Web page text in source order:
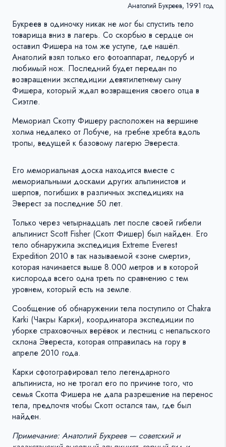
Анатолий Букреев, 1991 год
Букреев в одиночку никак не мог бы спустить тело
товарища вниз в лагерь. Со скорбью в сердце он
оставил Фишера на том же уступе, где нашёл.
Анатолий взял только его фотоаппарат, ледоруб и
любимый нож. Последний будет передан по
возвращении экспедиции девятилетнему сыну
Фишера, который ждал возвращения своего отца в
Сиэтле.
Мемориал Скотту Фишеру расположен на вершине
холма недалеко от Лобуче, на гребне хребта вдоль
тропы, ведущей к базовому лагерю Эвереста.
Его мемориальная доска находится вместе с
мемориальными досками других альпинистов и
шерпов, погибших в различных экспедициях на
Эверест за последние 50 лет.
Только через четырнадцать лет после своей гибели
альпинист Scott Fisher (Скотт Фишер) был найден. Его
тело обнаружила экспедиция Extreme Everest
Expedition 2010 в так называемой «зоне смерти»,
которая начинается выше 8.000 метров и в которой
кислорода всего одна треть по сравнению с тем
уровнем, который есть на земле.
Сообщение об обнаружении тела поступило от Chakra
Karki (Чакры Карки), координатора экспедиции по
уборке страховочных верёвок и лестниц с непальского
склона Эвереста, которая отправилась на гору в
апреле 2010 года.
Карки сфотографировал тело легендарного
альпиниста, но не трогал его по причине того, что
семья Скотта Фишера не дала разрешение на перенос
тела, предпочтя чтобы Скотт остался там, где был
найден.
Примечание: Анатолий Букреев — советский и